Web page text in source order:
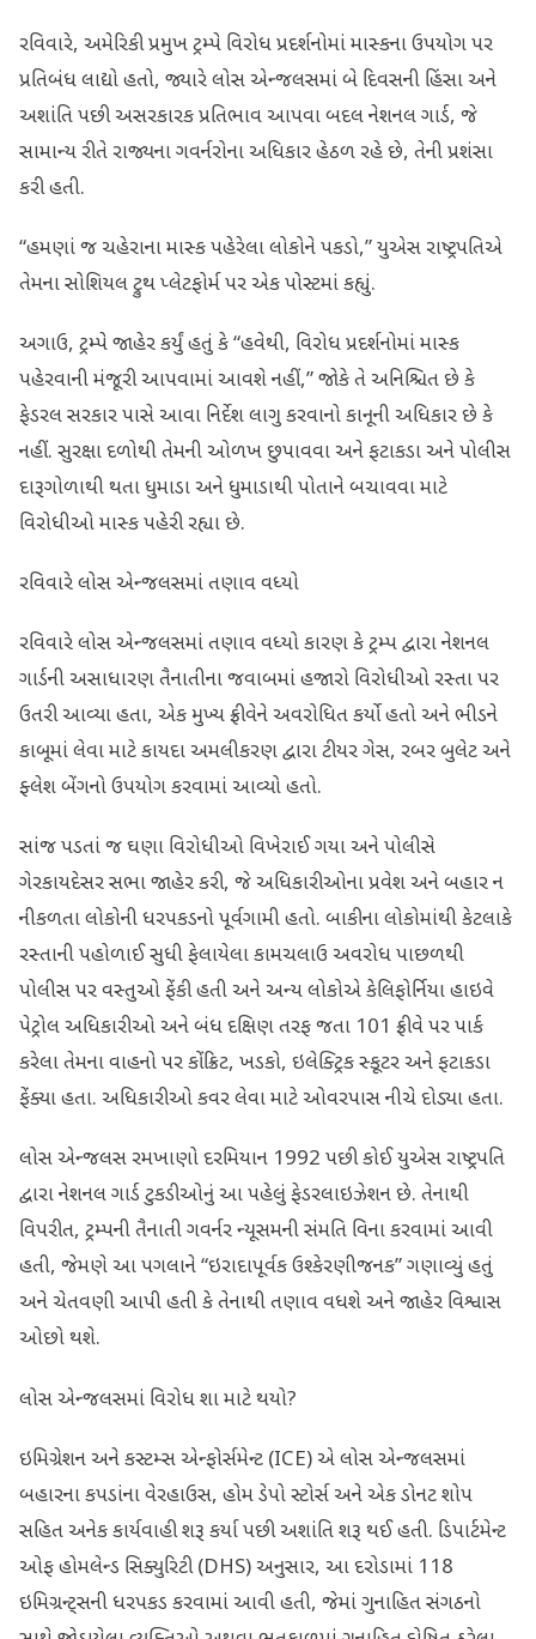
રવિવારે, અમેરિકી પ્રમુખ ટ્રમ્પે વિરોધ પ્રદર્શનોમાં માસ્કના ઉપયોગ પર
પ્રતિબંધ લાદ્યો હતો, જ્યારે લોસ એન્જલસમાં બે દિવસની હિંસા અને
અશાંતિ પછી અસરકારક પ્રતિભાવ આપવા બદલ નેશનલ ગાર્ડ, જે
સામાન્ય રીતે રાજ્યના ગવર્નરોના અધિકાર હેઠળ રહે છે, તેની પ્રશંસા
કરી હતી.
“હમણાં જ ચહેરાના માસ્ક પહેરેલા લોકોને પકડો,” યુએસ રાષ્ટ્રપતિએ
તેમના સોશિયલ ટ્રુથ પ્લેટફોર્મ પર એક પોસ્ટમાં કહ્યું.
અગાઉ, ટ્રમ્પે જાહેર કર્યું હતું કે “હવેથી, વિરોધ પ્રદર્શનોમાં માસ્ક
પહેરવાની મંજૂરી આપવામાં આવશે નહીં,” જોકે તે અનિશ્ચિત છે કે
ફેડરલ સરકાર પાસે આવા નિર્દેશ લાગુ કરવાનો કાનૂની અધિકાર છે કે
નહીં. સુરક્ષા દળોથી તેમની ઓળખ છુપાવવા અને ફટાકડા અને પોલીસ
દારૂગોળાથી થતા ધુમાડા અને ધુમાડાથી પોતાને બચાવવા માટે
વિરોધીઓ માસ્ક પહેરી રહ્યા છે.
રવિવારે લોસ એન્જલસમાં તણાવ વધ્યો
રવિવારે લોસ એન્જલસમાં તણાવ વધ્યો કારણ કે ટ્રમ્પ દ્વારા નેશનલ
ગાર્ડની અસાધારણ તૈનાતીના જવાબમાં હજારો વિરોધીઓ રસ્તા પર
ઉતરી આવ્યા હતા, એક મુખ્ય ફ્રીવેને અવરોધિત કર્યો હતો અને ભીડને
કાબૂમાં લેવા માટે કાયદા અમલીકરણ દ્વારા ટીયર ગેસ, રબર બુલેટ અને
ફ્લેશ બેંગનો ઉપયોગ કરવામાં આવ્યો હતો.
સાંજ પડતાં જ ઘણા વિરોધીઓ વિખેરાઈ ગયા અને પોલીસે
ગેરકાયદેસર સભા જાહેર કરી, જે અધિકારીઓના પ્રવેશ અને બહાર ન
નીકળતા લોકોની ધરપકડનો પૂર્વગામી હતો. બાકીના લોકોમાંથી કેટલાકે
રસ્તાની પહોળાઈ સુધી ફેલાયેલા કામચલાઉ અવરોધ પાછળથી
પોલીસ પર વસ્તુઓ ફેંકી હતી અને અન્ય લોકોએ કેલિફોર્નિયા હાઇવે
પેટ્રોલ અધિકારીઓ અને બંધ દક્ષિણ તરફ જતા 101 ફ્રીવે પર પાર્ક
કરેલા તેમના વાહનો પર કોંક્રિટ, ખડકો, ઇલેક્ટ્રિક સ્કૂટર અને ફટાકડા
ફેંક્યા હતા. અધિકારીઓ કવર લેવા માટે ઓવરપાસ નીચે દોડ્યા હતા.
લોસ એન્જલસ રમખાણો દરમિયાન 1992 પછી કોઈ યુએસ રાષ્ટ્રપતિ
દ્વારા નેશનલ ગાર્ડ ટુકડીઓનું આ પહેલું ફેડરલાઇઝેશન છે. તેનાથી
વિપરીત, ટ્રમ્પની તૈનાતી ગવર્નર ન્યૂસમની સંમતિ વિના કરવામાં આવી
હતી, જેમણે આ પગલાને “ઇરાદાપૂર્વક ઉશ્કેરણીજનક” ગણાવ્યું હતું
અને ચેતવણી આપી હતી કે તેનાથી તણાવ વધશે અને જાહેર વિશ્વાસ
ઓછો થશે.
લોસ એન્જલસમાં વિરોધ શા માટે થયો?
ઇમિગ્રેશન અને કસ્ટમ્સ એન્ફોર્સમેન્ટ (ICE) એ લોસ એન્જલસમાં
બહારના કપડાંના વેરહાઉસ, હોમ ડેપો સ્ટોર્સ અને એક ડોનટ શોપ
સહિત અનેક કાર્યવાહી શરૂ કર્યા પછી અશાંતિ શરૂ થઈ હતી. ડિપાર્ટમેન્ટ
ઓફ હોમલેન્ડ સિક્યુરિટી (DHS) અનુસાર, આ દરોડામાં 118
ઇમિગ્રન્ટ્સની ધરપકડ કરવામાં આવી હતી, જેમાં ગુનાહિત સંગઠનો